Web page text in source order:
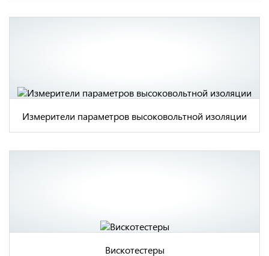
Измерители параметров высоковольтной изоляции
Вискотестеры